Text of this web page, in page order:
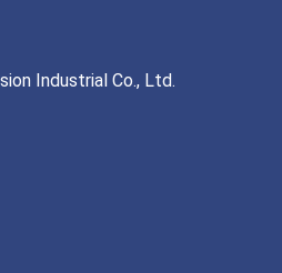
Industrial Co., Ltd.